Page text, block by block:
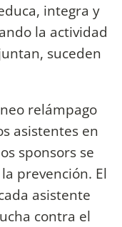
integra y
la actividad
suceden
relámpago
asistentes en
sponsors se
prevención. El
asistente
contra el